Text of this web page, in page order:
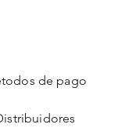
de pago